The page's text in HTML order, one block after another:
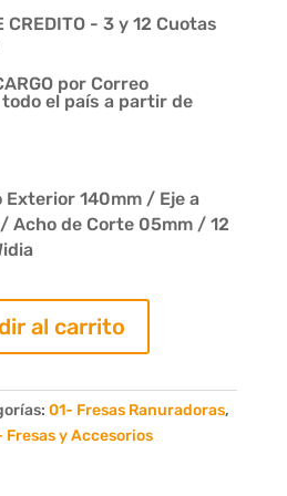
CREDITO - 3 y 12 Cuotas
por Correo
el país a partir de
140mm / Eje a
Acho de Corte 05mm / 12
al carrito
01- Fresas Ranuradoras,
Fresas y Accesorios